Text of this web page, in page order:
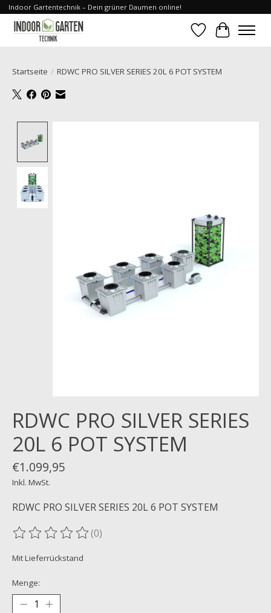
Indoor Gartentechnik – Dein grüner Daumen online!
Wunschzettel
Ihr
Startseite / RDWC PRO SILVER SERIES 20L 6 POT SYSTEM
RDWC PRO SILVER SERIES
20L 6 POT SYSTEM
€1.099,95
Inkl. MwSt.
RDWC PRO SILVER SERIES 20L 6 POT SYSTEM
Die Bewertung dieses Produkts ist
(0)
Mit Lieferrückstand
Menge: